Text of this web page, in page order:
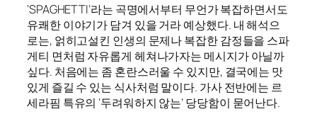
‘SPAGHETTI’라는 곡명에서부터 무언가 복잡하면서도
유쾌한 이야기가 담겨 있을 거라 예상했다. 내 해석으
로는, 얽히고설킨 인생의 문제나 복잡한 감정들을 스파
게티 면처럼 자유롭게 헤쳐나가자는 메시지가 아닐까
싶다. 처음에는 좀 혼란스러울 수 있지만, 결국에는 맛
있게 즐길 수 있는 식사처럼 말이다. 가사 전반에는 르
세라핌 특유의 ‘두려워하지 않는’ 당당함이 묻어난다.